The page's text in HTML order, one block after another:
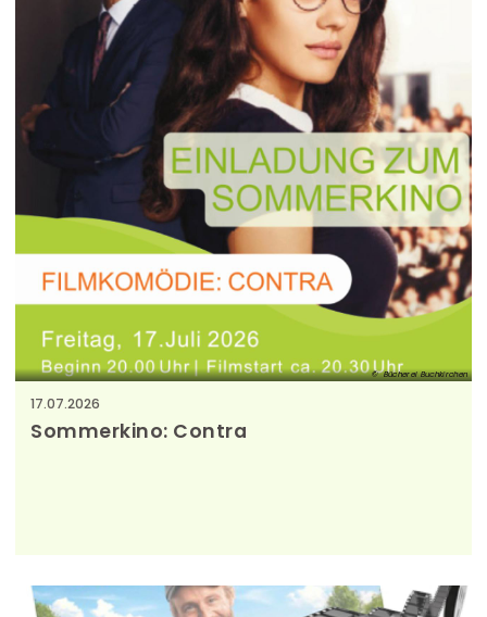
Bücherei Buchkirchen
17.07.2026
Sommerkino: Contra